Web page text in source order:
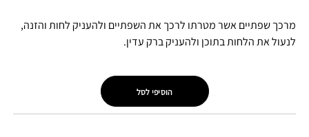
מרכך שפתיים אשר מטרתו לרכך את השפתיים ולהעניק לחות והזנה,
לנעול את הלחות בתוכן ולהעניק ברק עדין.
הוסיפי לסל